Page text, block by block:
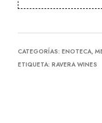
CATEGORÍAS: ENOTECA,
ETIQUETA: RAVERA WINES